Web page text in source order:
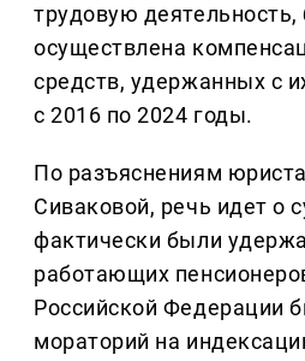
трудовую деятельность,
осуществлена
средств, удержанных с
с 2016 по 2024 годы.
По разъяснениям
Сиваковой, речь идет о
фактически были
работающих
Российской Федерации
мораторий на